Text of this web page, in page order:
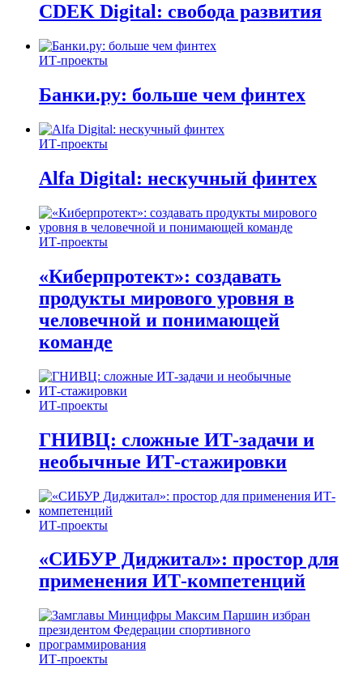
CDEK Digital: свобода развития
ИТ-проекты
Банки.ру: больше чем финтех
ИТ-проекты
Alfa Digital: нескучный финтех
ИТ-проекты
«Киберпротект»: создавать
продукты мирового уровня в
человечной и понимающей
команде
ИТ-проекты
ГНИВЦ: сложные ИТ‑задачи и
необычные ИТ‑стажировки
ИТ-проекты
«СИБУР Диджитал»: простор для
применения ИТ-компетенций
ИТ-проекты